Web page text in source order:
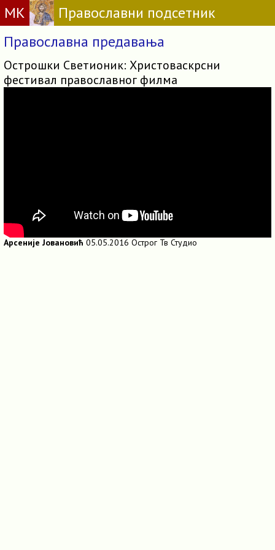
МК
Православни подсетник
Православна предавања
Острошки Светионик: Христоваскрсни
фестивал православног филма
Арсеније Јовановић 05.05.2016 Острог Тв Студио